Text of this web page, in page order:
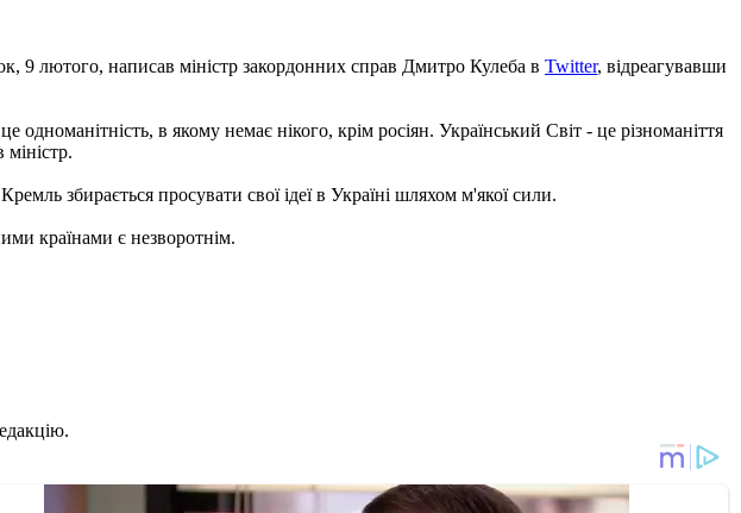
9 лютого, написав міністр закордонних справ Дмитро Кулеба в Twitter, відреагувавши
в якому немає нікого, крім росіян. Український Світ - це різноманіття
збирається просувати свої ідеї в Україні шляхом м'якої сили.
країнами є незворотнім.